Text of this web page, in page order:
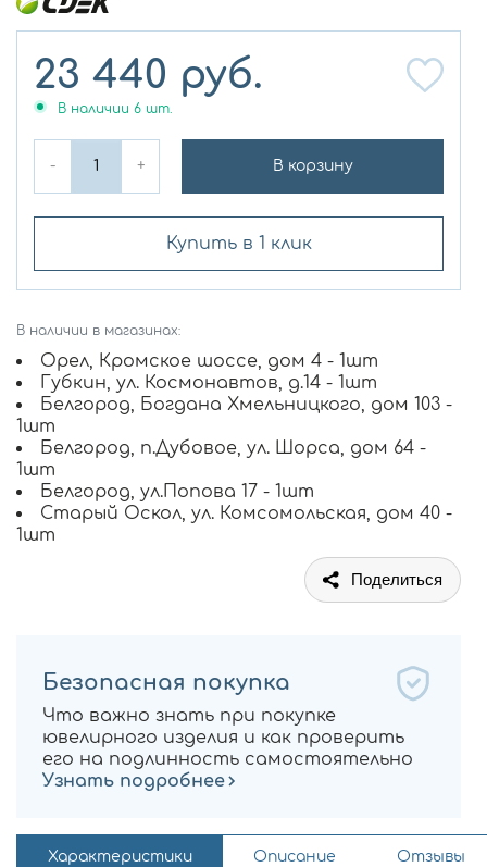
23 440 руб.
В наличии 6 шт.
- + В корзину
Купить в 1 клик
В наличии в магазинах:
Орел, Кромское шоссе, дом 4 - 1шт
Губкин, ул. Космонавтов, д.14 - 1шт
Белгород, Богдана Хмельницкого, дом 103 -
1шт
Белгород, п.Дубовое, ул. Шорса, дом 64 -
1шт
Белгород, ул.Попова 17 - 1шт
Старый Оскол, ул. Комсомольская, дом 40 -
1шт
Поделиться
Безопасная покупка
Что важно знать при покупке
ювелирного изделия и как проверить
его на подлинность самостоятельно
Узнать подробнее
Характеристики Описание Отзывы